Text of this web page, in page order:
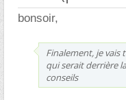
bonsoir,
Finalement, je
qui serait derrière
conseils